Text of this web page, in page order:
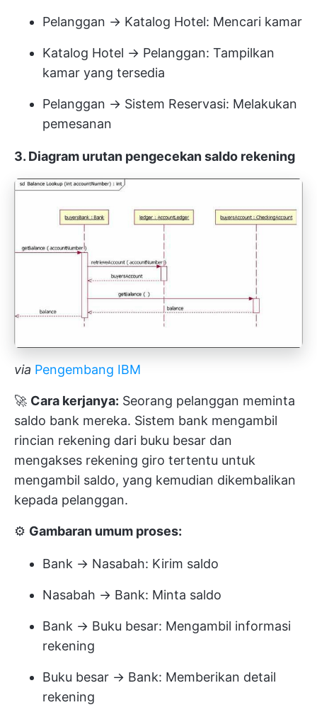
Pelanggan → Katalog Hotel: Mencari kamar
Katalog Hotel → Pelanggan: Tampilkan
kamar yang tersedia
Pelanggan → Sistem Reservasi: Melakukan
pemesanan
3. Diagram urutan pengecekan saldo rekening
via Pengembang IBM
🚀 Cara kerjanya: Seorang pelanggan meminta
saldo bank mereka. Sistem bank mengambil
rincian rekening dari buku besar dan
mengakses rekening giro tertentu untuk
mengambil saldo, yang kemudian dikembalikan
kepada pelanggan.
⚙️ Gambaran umum proses:
Bank → Nasabah: Kirim saldo
Nasabah → Bank: Minta saldo
Bank → Buku besar: Mengambil informasi
rekening
Buku besar → Bank: Memberikan detail
rekening